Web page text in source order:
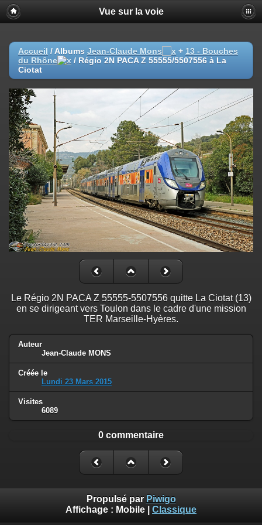
Vue sur la voie
Accueil / Albums Jean-Claude Mons + 13 - Bouches
du Rhône
/ Régio 2N PACA Z 55555/5507556 à La
Ciotat
Le Régio 2N PACA Z 55555-5507556 quitte La Ciotat (13)
en se dirigeant vers Toulon dans le cadre d'une mission
TER Marseille-Hyères.
Auteur
Jean-Claude MONS
Créée le
Lundi 23 Mars 2015
Visites
6089
0 commentaire
Propulsé par Piwigo
Affichage : Mobile Classique